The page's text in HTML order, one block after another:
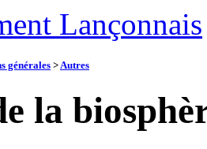
Lançonnais
générales >Autres
la